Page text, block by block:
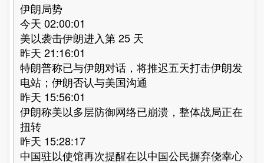
伊朗局势
今天 02:00:01
美以袭击伊朗进入第 25 天
昨天 21:16:01
特朗普称已与伊朗对话，将推迟五天打击伊朗发
电站；伊朗否认与美国沟通
昨天 15:56:01
伊朗称美以多层防御网络已崩溃，整体战局正在
扭转
昨天 15:28:17
中国驻以使馆再次提醒在以中国公民摒弃侥幸心